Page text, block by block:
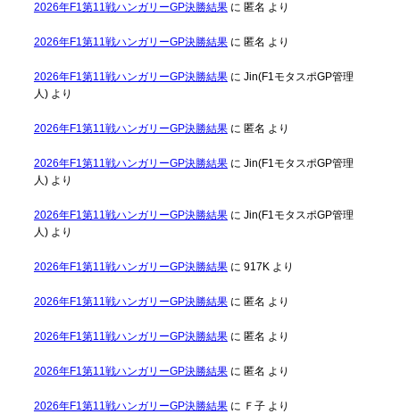
2026年F1第11戦ハンガリーGP決勝結果に 匿名 より
2026年F1第11戦ハンガリーGP決勝結果に 匿名 より
2026年F1第11戦ハンガリーGP決勝結果に Jin(F1モタスポGP管理
人)より
2026年F1第11戦ハンガリーGP決勝結果に 匿名 より
2026年F1第11戦ハンガリーGP決勝結果に Jin(F1モタスポGP管理
人)より
2026年F1第11戦ハンガリーGP決勝結果に Jin(F1モタスポGP管理
人)より
2026年F1第11戦ハンガリーGP決勝結果に 917Kより
2026年F1第11戦ハンガリーGP決勝結果に 匿名 より
2026年F1第11戦ハンガリーGP決勝結果に 匿名 より
2026年F1第11戦ハンガリーGP決勝結果に 匿名 より
2026年F1第11戦ハンガリーGP決勝結果に Ｆ子より